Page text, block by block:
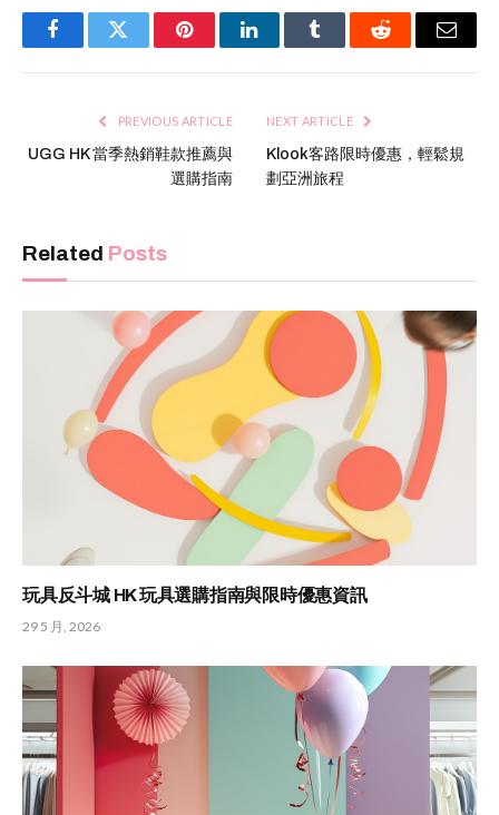
FacebookTwitter PinterestLinkedInTumblr Reddit Email
PREVIOUS ARTICLE
UGG HK 當季熱銷鞋款推薦與
選購指南
NEXT ARTICLE
Klook客路限時優惠，輕鬆規
劃亞洲旅程
Related Posts
玩具反斗城 HK 玩具選購指南與限時優惠資訊
29 5 月, 2026